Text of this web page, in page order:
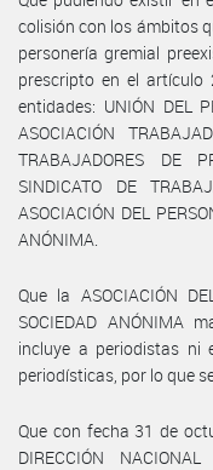
colisión con los ámbitos
personería gremial
prescripto en el artículo
entidades: UNIÓN DEL
ASOCIACIÓN
TRABAJADORES DE
SINDICATO DE
ASOCIACIÓN DEL
ANÓNIMA.
Que la ASOCIACIÓN
SOCIEDAD ANÓNIMA
incluye a periodistas ni
periodísticas, por lo que
Que con fecha 31 de
DIRECCIÓN